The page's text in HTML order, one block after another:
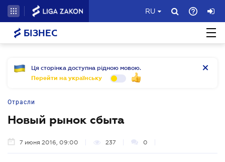
RU
БІЗНЕС
Ця сторінка доступна рідною мовою.
Перейти на українську
Отрасли
Новый рынок сбыта
7 июня 2016, 09:00 237 0